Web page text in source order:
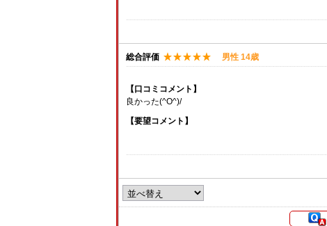
総合評価 男性 14歳
【口コミコメント】
良かった(^O^)/
【要望コメント】